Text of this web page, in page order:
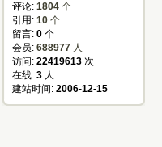
评论: 1804 个
引用: 10 个
留言: 0 个
会员: 688977 人
访问: 22419613 次
在线: 3 人
建站时间: 2006-12-15